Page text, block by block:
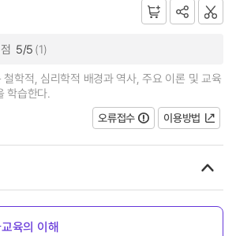
5/5 (1)
학적, 심리학적 배경과 역사, 주요 이론 및 교육
학습한다.
오류접수
이용방법
육의 이해